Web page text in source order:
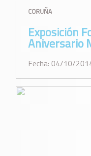
CORUÑA
Exposición
Aniversario
Fecha: 04/10/